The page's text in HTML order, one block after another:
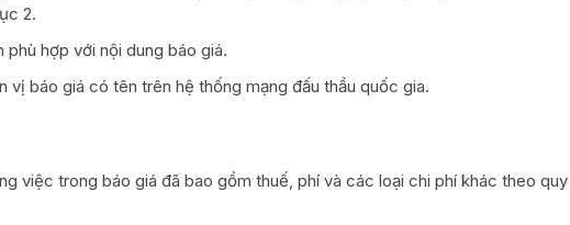
2.
phù hợp với nội dung báo giá.
vị báo giá có tên trên hệ thống mạng đấu thầu quốc gia.
việc trong báo giá đã bao gồm thuế, phí và các loại chi phí khác theo quy